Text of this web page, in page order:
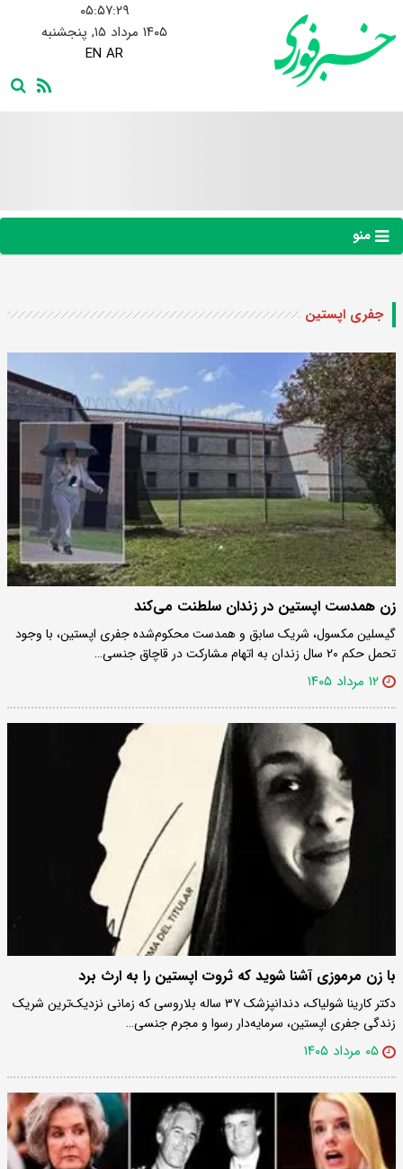
۰۵:۵۷:۳۰
۱۴۰۵ مرداد ۱۵, پنجشنبه
EN AR
منو
جفری اپستین
زن همدست اپستین در زندان سلطنت می‌کند
گیسلین مکسول، شریک سابق و همدست محکوم‌شده جفری اپستین، با وجود
تحمل حکم ۲۰ سال زندان به اتهام مشارکت در قاچاق جنسی…
۱۲ مرداد ۱۴۰۵
با زن مرموزی آشنا شوید که ثروت اپستین را به ارث برد
دکتر کارینا شولیاک، دندانپزشک ۳۷ ساله بلاروسی که زمانی نزدیک‌ترین شریک
زندگی جفری اپستین، سرمایه‌دار رسوا و مجرم جنسی…
۰۵ مرداد ۱۴۰۵